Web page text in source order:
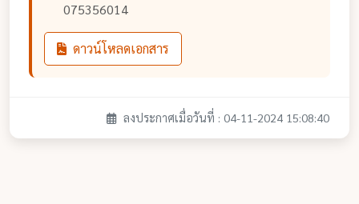
075356014
ดาวน์โหลดเอกสาร
ลงประกาศเมื่อวันที่ : 04-11-2024 15:08:40